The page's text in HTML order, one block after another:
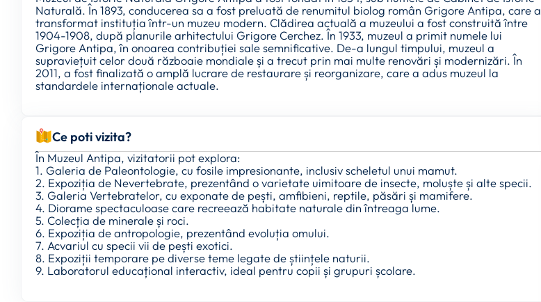
Naturală. În 1893, conducerea sa a fost preluată de renumitul biolog român Grigore Antipa, care a
transformat instituția într-un muzeu modern. Clădirea actuală a muzeului a fost construită între
1904-1908, după planurile arhitectului Grigore Cerchez. În 1933, muzeul a primit numele lui
Grigore Antipa, în onoarea contribuției sale semnificative. De-a lungul timpului, muzeul a
supraviețuit celor două războaie mondiale și a trecut prin mai multe renovări și modernizări. În
2011, a fost finalizată o amplă lucrare de restaurare și reorganizare, care a adus muzeul la
standardele internaționale actuale.
Ce poti vizita?
În Muzeul Antipa, vizitatorii pot explora:
1. Galeria de Paleontologie, cu fosile impresionante, inclusiv scheletul unui mamut.
2. Expoziția de Nevertebrate, prezentând o varietate uimitoare de insecte, moluște și alte specii.
3. Galeria Vertebratelor, cu exponate de pești, amfibieni, reptile, păsări și mamifere.
4. Diorame spectaculoase care recreează habitate naturale din întreaga lume.
5. Colecția de minerale și roci.
6. Expoziția de antropologie, prezentând evoluția omului.
7. Acvariul cu specii vii de pești exotici.
8. Expoziții temporare pe diverse teme legate de științele naturii.
9. Laboratorul educațional interactiv, ideal pentru copii și grupuri școlare.